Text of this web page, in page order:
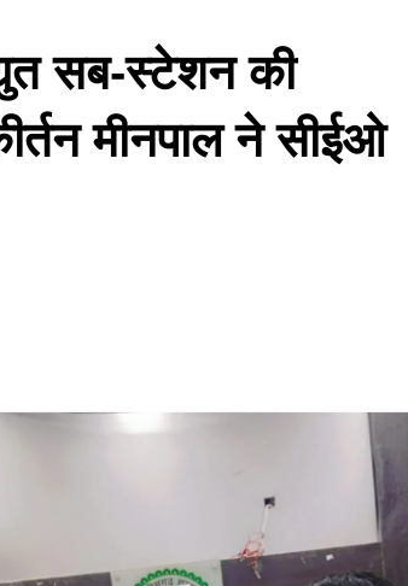
सब-स्टेशन की
मीनपाल ने सीईओ